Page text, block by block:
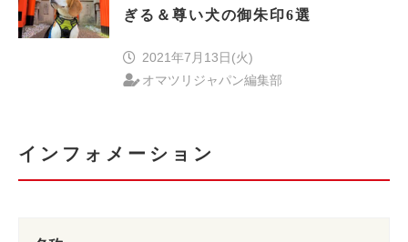
ぎる＆尊い犬の御朱印6選
2021年7月13日(火)
オマツリジャパン編集部
インフォメーション